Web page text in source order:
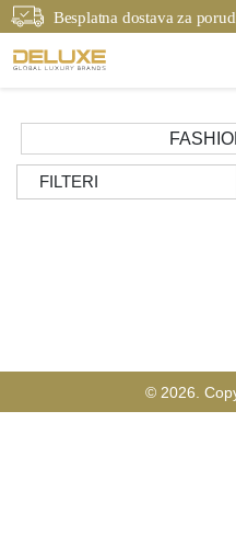
Besplatna dostava za
FILTERI
© 2026.